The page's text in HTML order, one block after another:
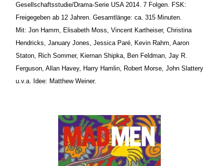
Gesellschaftsstudie/Drama-Serie USA 2014. 7 Folgen. FSK:
Freigegeben ab 12 Jahren. Gesamtlänge: ca. 315 Minuten.
Mit: Jon Hamm, Elisabeth Moss, Vincent Kartheiser, Christina
Hendricks, January Jones, Jessica Paré, Kevin Rahm, Aaron
Staton, Rich Sommer, Kiernan Shipka, Ben Feldman, Jay R.
Ferguson, Allan Havey, Harry Hamlin, Robert Morse, John Slattery
u.v.a. Idee: Matthew Weiner.